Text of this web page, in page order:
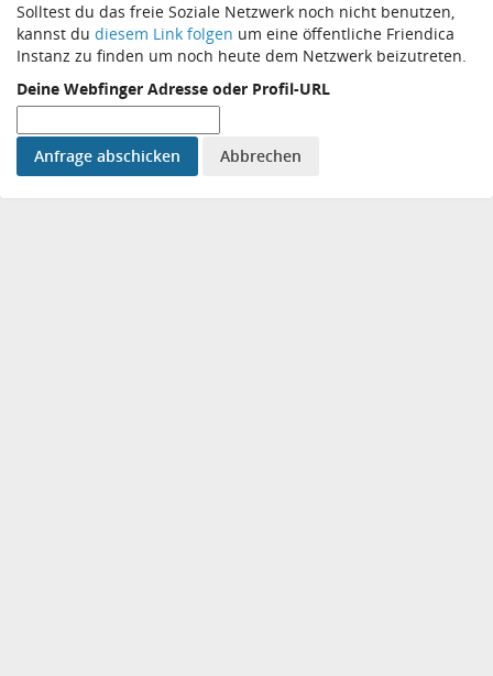
Solltest du das freie Soziale Netzwerk noch nicht benutzen,
kannst du diesem Link folgen um eine öffentliche Friendica
Instanz zu finden um noch heute dem Netzwerk beizutreten.
Deine Webfinger Adresse oder Profil-URL